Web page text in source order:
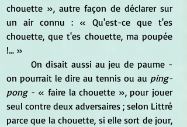
chouette », autre façon de déclarer sur
un air connu : « Qu'est-ce que t'es
chouette, que t'es chouette, ma poupée
!... »
on pourrait le dire au tennis ou au ping-
pong - « faire la chouette », pour jouer
seul contre deux adversaires ; selon Littré
parce que la chouette, si elle sort de jour,